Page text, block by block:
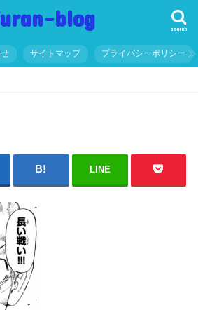
blog search
サイトマップ プライバシーポリシー
LINE